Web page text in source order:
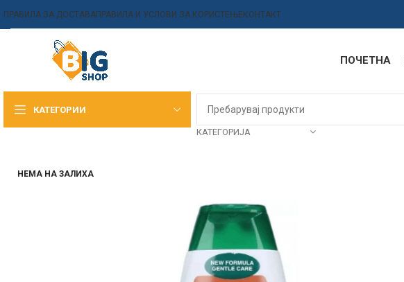
ПРАВИЛА ЗА ДОСТАВАПРАВИЛА И УСЛОВИ ЗА КОРИСТЕЊЕКОНТАКТ
ПОЧЕТНА
КАТЕГОРИИ
КАТЕГОРИЈА
НЕМА НА ЗАЛИХА